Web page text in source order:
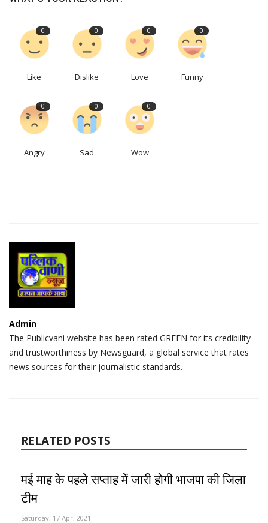
0
Like
0
Dislike
0
Love
0
Funny
0
Angry
0
Sad
0
Wow
Admin
The Publicvani website has been rated GREEN for its credibility
and trustworthiness by Newsguard, a global service that rates
news sources for their journalistic standards.
RELATED POSTS
मई माह के पहले सप्ताह में जारी होगी भाजपा की जिला
टीम
Saturday, 17 Apr, 2021